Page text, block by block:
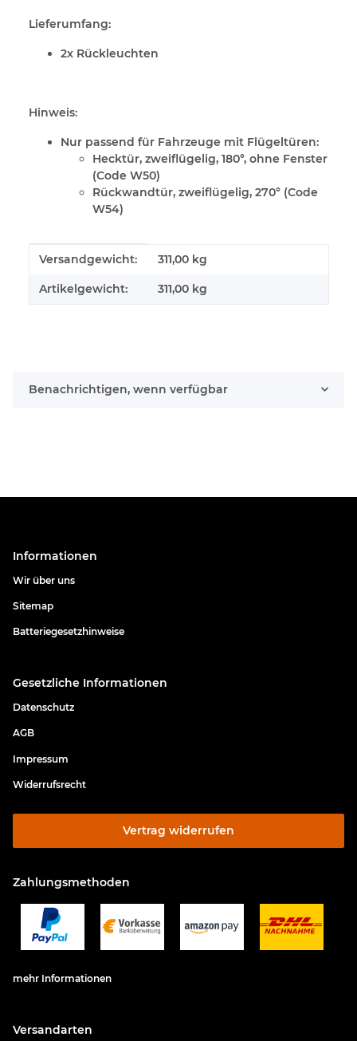
Lieferumfang:
2x Rückleuchten
Hinweis:
Nur passend für Fahrzeuge mit Flügeltüren:
Hecktür, zweiflügelig, 180°, ohne Fenster
(Code W50)
Rückwandtür, zweiflügelig, 270° (Code
W54)
Produkteigenschaft
Wert
Versandgewicht: 311,00 kg
Artikelgewicht: 311,00 kg
Benachrichtigen, wenn verfügbar
Informationen
Wir über uns
Sitemap
Batteriegesetzhinweise
Gesetzliche Informationen
Datenschutz
AGB
Impressum
Widerrufsrecht
Vertrag widerrufen
Zahlungsmethoden
mehr Informationen
Versandarten